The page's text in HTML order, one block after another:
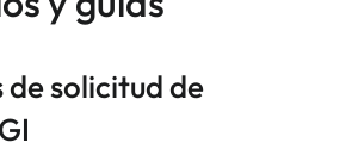
solicitud de